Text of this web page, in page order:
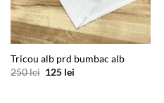
Tricou alb prd bumbac alb
250lei Prețul
125 leiPrețul